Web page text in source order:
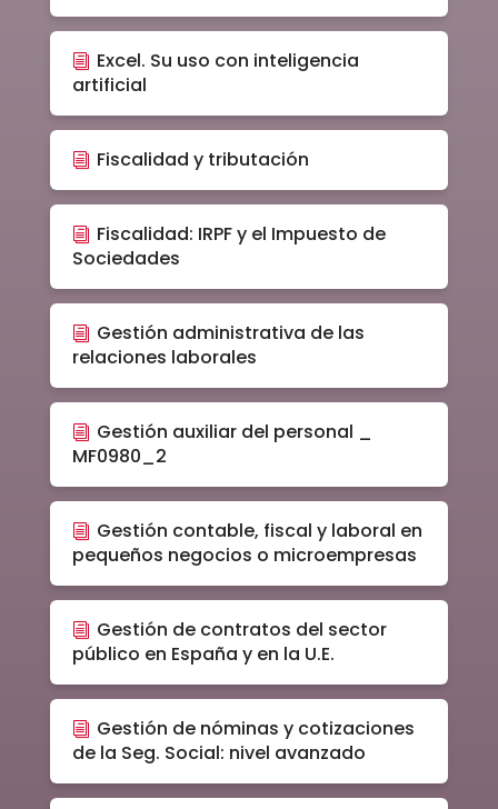
Excel. Su uso con inteligencia
artificial
Fiscalidad y tributación
Fiscalidad: IRPF y el Impuesto de
Sociedades
Gestión administrativa de las
relaciones laborales
Gestión auxiliar del personal _
MF0980_2
Gestión contable, fiscal y laboral en
pequeños negocios o microempresas
Gestión de contratos del sector
público en España y en la U.E.
Gestión de nóminas y cotizaciones
de la Seg. Social: nivel avanzado